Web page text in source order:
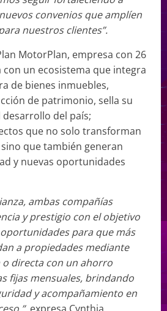
convenios que amplíen
nuestros clientes”.
MotorPlan, empresa con 26
un ecosistema que integra
de bienes inmuebles,
de patrimonio, sella su
del país;
que no solo transforman
que también generan
y nuevas oportunidades
ambas compañías
y prestigio con el objetivo
para que más
a propiedades mediante
directa con un ahorro
fijas mensuales, brindando
y acompañamiento en